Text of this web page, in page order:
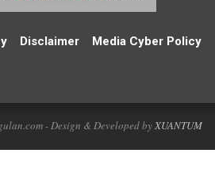
Disclaimer Media Cyber Policy
- Design & Developed byXUANTUM